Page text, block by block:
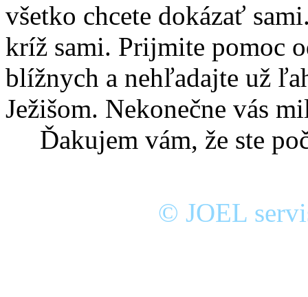
všetko chcete dokázať
kríž sami. Prijmite pomoc
blížnych a nehľadajte už
Ježišom. Nekonečne vás
Ďakujem vám, že ste
© JOEL